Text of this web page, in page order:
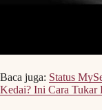
Baca juga: Status
Kedai? Ini Cara Tukar